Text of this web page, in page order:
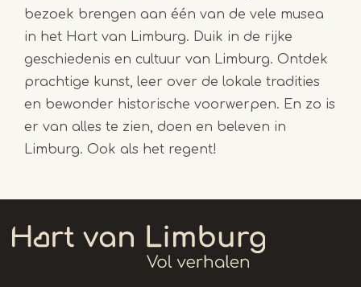
bezoek brengen aan één van de vele musea
in het Hart van Limburg. Duik in de rijke
geschiedenis en cultuur van Limburg. Ontdek
prachtige kunst, leer over de lokale tradities
en bewonder historische voorwerpen. En zo is
er van alles te zien, doen en beleven in
Limburg. Ook als het regent!